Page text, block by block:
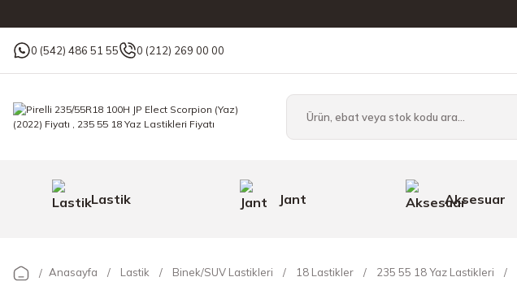
0 (542) 486 51 55 0 (212) 269 00 00
Lastik Jant Aksesuar
Anasayfa Lastik Binek/SUV Lastikleri 18 Lastikler 235 55 18 Yaz Lastikleri